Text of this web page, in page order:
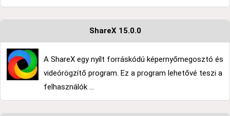
ShareX 15.0.0
A ShareX egy nyílt forráskódú képernyőmegosztó és
videórögzítő program. Ez a program lehetővé teszi a
felhasználók ...